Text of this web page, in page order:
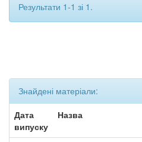
Результати 1-1 зі 1.
Знайдені матеріали:
Дата
випуску
Назва